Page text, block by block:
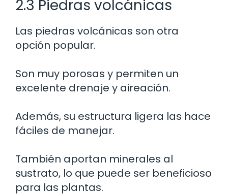
2.3 Piedras volcánicas
Las piedras volcánicas son otra
opción popular.
Son muy porosas y permiten un
excelente drenaje y aireación.
Además, su estructura ligera las hace
fáciles de manejar.
También aportan minerales al
sustrato, lo que puede ser beneficioso
para las plantas.